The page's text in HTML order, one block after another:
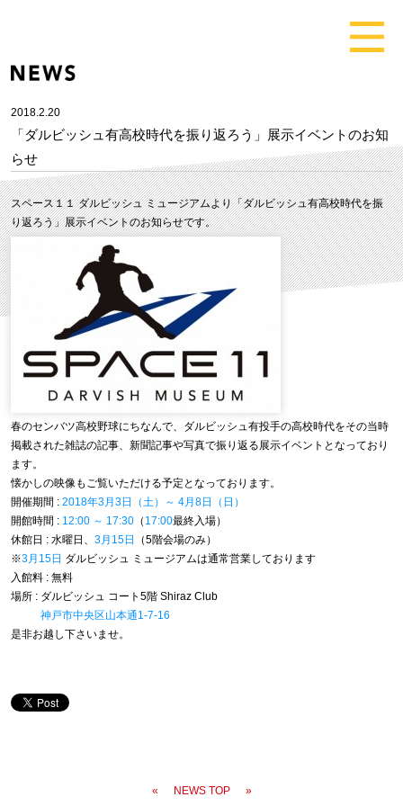
2018.2.20
「ダルビッシュ有高校時代を振り返ろう」展示イベントのお知
らせ
スペース１１ ダルビッシュ ミュージアムより「ダルビッシュ有高校時代を振
り返ろう」展示イベントのお知らせです。
春のセンバツ高校野球にちなんで、ダルビッシュ有投手の高校時代をその当時
掲載された雑誌の記事、新聞記事や写真で振り返る展示イベントとなっており
ます。
懐かしの映像もご覧いただける予定となっております。
開催期間 :2018年3月3日（土）～ 4月8日（日）
開館時間 : 12:00 ～ 17:30 （ 17:00最終入場）
休館日 : 水曜日、3月15日
（5階会場のみ）
※3月15日 ダルビッシュ ミュージアムは通常営業しております
入館料 : 無料
場所 : ダルビッシュ コート5階 Shiraz Club
神戸市中央区山本通1-7-16
是非お越し下さいませ。
« NEWS TOP »